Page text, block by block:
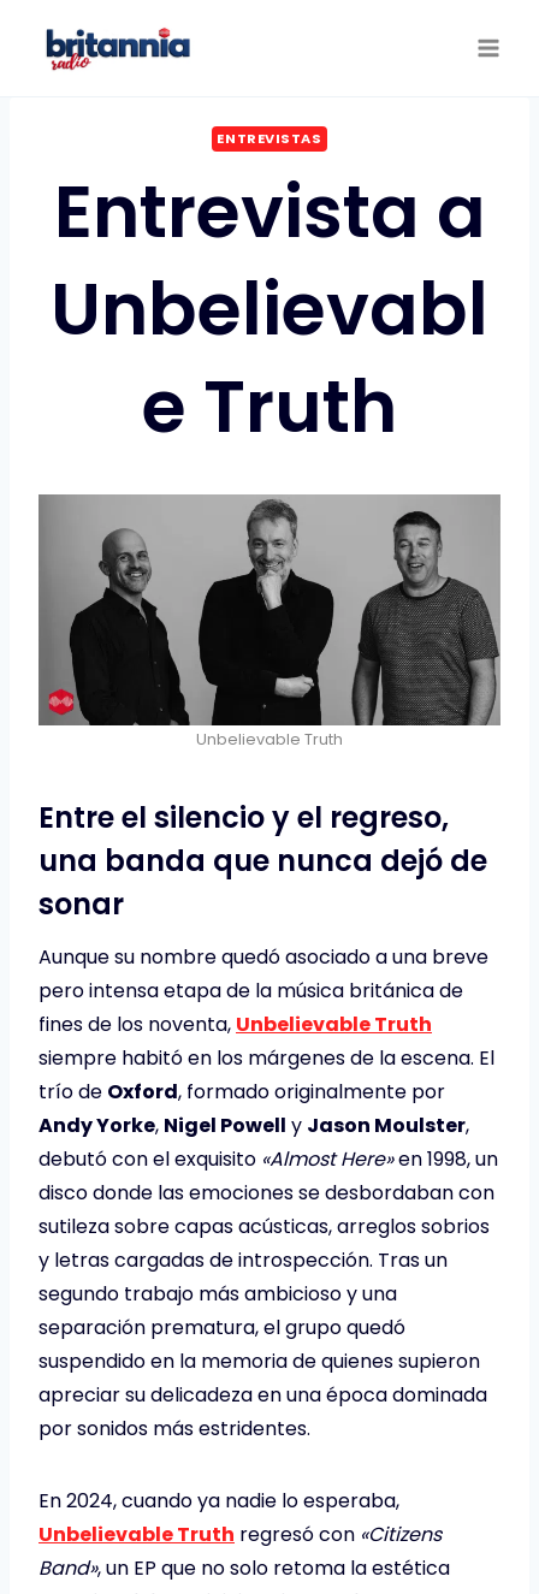
ENTREVISTAS
Entrevista a
Unbelievabl
e Truth
Unbelievable Truth
Entre el silencio y el regreso,
una banda que nunca dejó de
sonar
Aunque su nombre quedó asociado a una breve
pero intensa etapa de la música británica de
fines de los noventa, Unbelievable Truth
siempre habitó en los márgenes de la escena. El
trío de Oxford, formado originalmente por
Andy Yorke, Nigel Powell y Jason Moulster,
debutó con el exquisito «Almost Here»en 1998, un
disco donde las emociones se desbordaban con
sutileza sobre capas acústicas, arreglos sobrios
y letras cargadas de introspección. Tras un
segundo trabajo más ambicioso y una
separación prematura, el grupo quedó
suspendido en la memoria de quienes supieron
apreciar su delicadeza en una época dominada
por sonidos más estridentes.
En 2024, cuando ya nadie lo esperaba,
Unbelievable Truth regresó con «Citizens
Band», un EP que no solo retoma la estética